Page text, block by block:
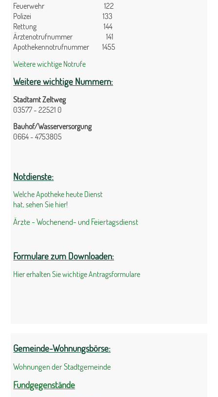
Feuerwehr 122
Polizei 133
Rettung 144
Ärztenotrufnummer 141
Apothekennotrufnummer 1455
Weitere wichtige Notrufe
Weitere wichtige Nummern:
Stadtamt Zeltweg
03577 - 22521 0
Bauhof/Wasserversorgung
0664 - 4753805
Notdienste:
Welche Apotheke heute Dienst
hat, sehen Sie hier!
Ärzte - Wochenend- und Feiertagsdienst
Formulare zum Downloaden:
Hier erhalten Sie wichtige Antragsformulare
Gemeinde-Wohnungsbörse:
Wohnungen der Stadtgemeinde
Fundgegenstände